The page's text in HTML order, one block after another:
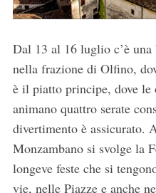
Dal 13 al 16 luglio c’è una
nella frazione di Olfino,
è il piatto principe, dove le
animano quattro serate
divertimento è assicurato.
Monzambano si svolge la
longeve feste che si
vie, nelle Piazze e anche